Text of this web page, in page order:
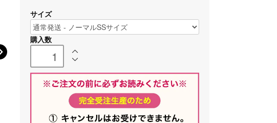
サイズ
購入数